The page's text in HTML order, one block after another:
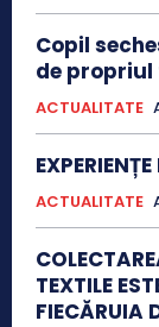
Copil
de
ACTUALITATE
ACTUALITATE
TEXTILE
FIECĂRUIA